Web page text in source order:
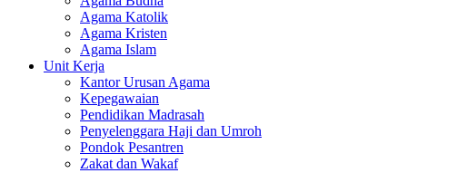
Agama Katolik
Agama Kristen
Agama Islam
Unit Kerja
Kantor Urusan Agama
Kepegawaian
Pendidikan Madrasah
Penyelenggara Haji dan Umroh
Pondok Pesantren
Zakat dan Wakaf